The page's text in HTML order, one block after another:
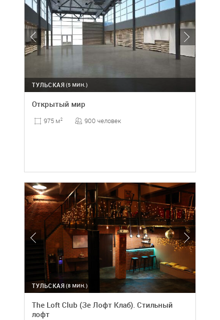
(5 МИН.)
ТУЛЬСКАЯ
Открытый мир
975 м2 900 человек
(8 МИН.)
ТУЛЬСКАЯ
The Loft Club (Зе Лофт Клаб). Стильный
лофт